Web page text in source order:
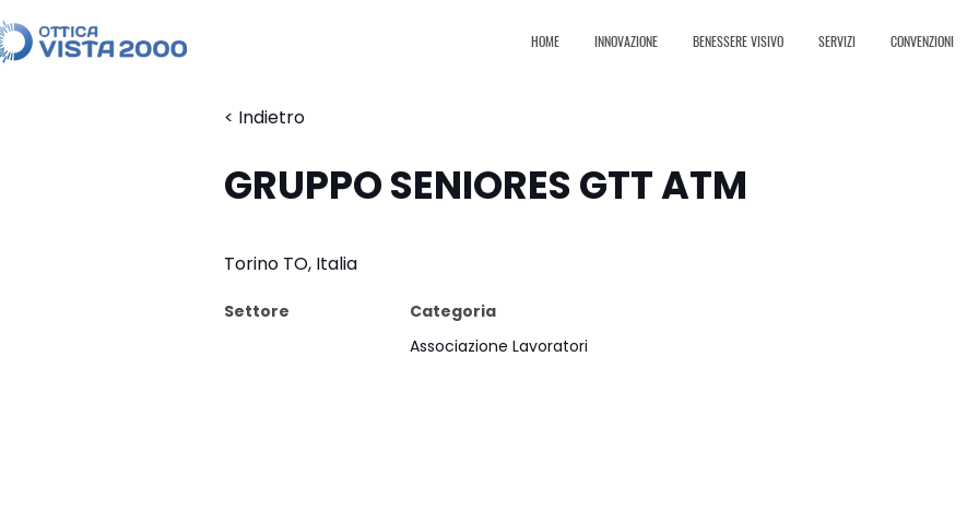
HOME INNOVAZIONE BENESSERE VISIVO SERVIZI CONVENZIONI
< Indietro
GRUPPO SENIORES GTT ATM
Torino TO, Italia
Settore
Categoria
Associazione Lavoratori